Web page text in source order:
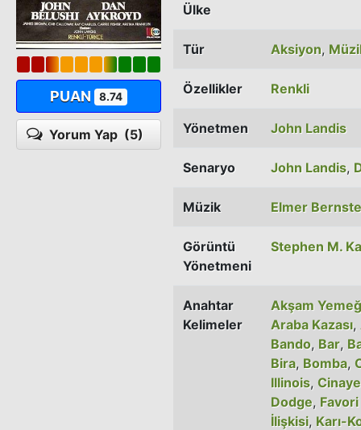
PUAN 8.74
Yorum Yap (5)
Ülke
Tür Aksiyon,
Özellikler Renkli
Yönetmen John Landis
Senaryo John Landis,
Müzik Elmer
Görüntü
Yönetmeni
Stephen M.
Anahtar
Kelimeler
Akşam
Araba Kazası,
Bando, Bar,
Bira, Bomba,
Illinois,
Dodge,
İlişkisi, Karı-